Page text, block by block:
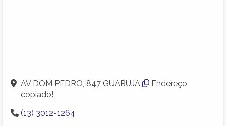
AV DOM PEDRO, 847 GUARUJA
Endereço
copiado!
(13) 3012-1264